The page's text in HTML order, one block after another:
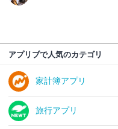
アプリブで人気のカテゴリ
家計簿アプリ
旅行アプリ